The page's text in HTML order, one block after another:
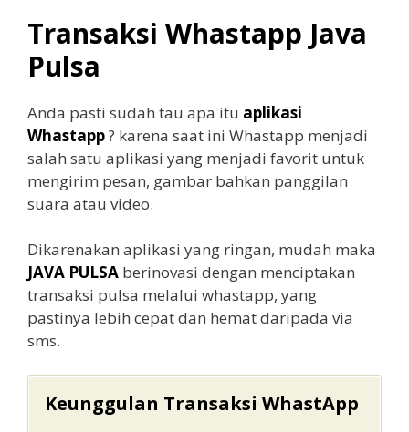
Transaksi Whastapp Java
Pulsa
Anda pasti sudah tau apa itu aplikasi
Whastapp? karena saat ini Whastapp menjadi
salah satu aplikasi yang menjadi favorit untuk
mengirim pesan, gambar bahkan panggilan
suara atau video.
Dikarenakan aplikasi yang ringan, mudah maka
JAVA PULSA berinovasi dengan menciptakan
transaksi pulsa melalui whastapp, yang
pastinya lebih cepat dan hemat daripada via
sms.
Keunggulan Transaksi WhastApp